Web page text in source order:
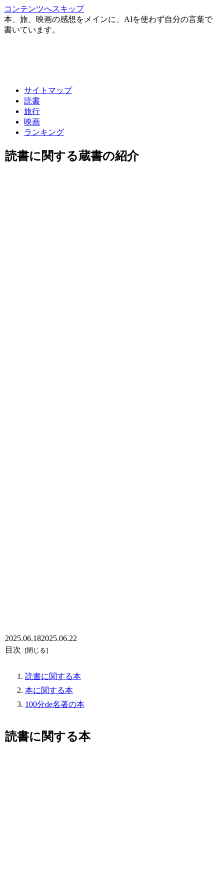
コンテンツへスキップ
本、旅、映画の感想をメインに、AIを使わず自分の言葉で
書いています。
サイトマップ
読書
旅行
映画
ランキング
読書に関する蔵書の紹介
2025.06.182025.06.22
目次
読書に関する本
本に関する本
100分de名著の本
読書に関する本